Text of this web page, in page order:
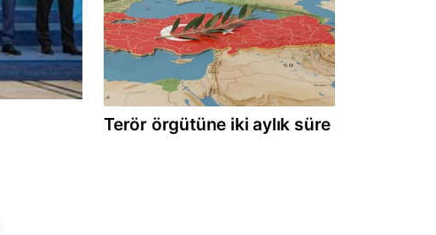
Terör örgütüne iki aylık süre